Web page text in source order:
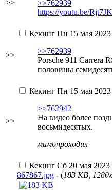
>>
>>762939
https://youtu.be/
>>
Кекинг Пн 15 мая
>>762939
Porsche 911 Carrera
половины
>>
Кекинг Пн 15 мая
>>762942
На видео более
восьмидесятых.
мимопроходил
Кекинг Сб 20 мая 2023
867867.jpg - (183 KB,